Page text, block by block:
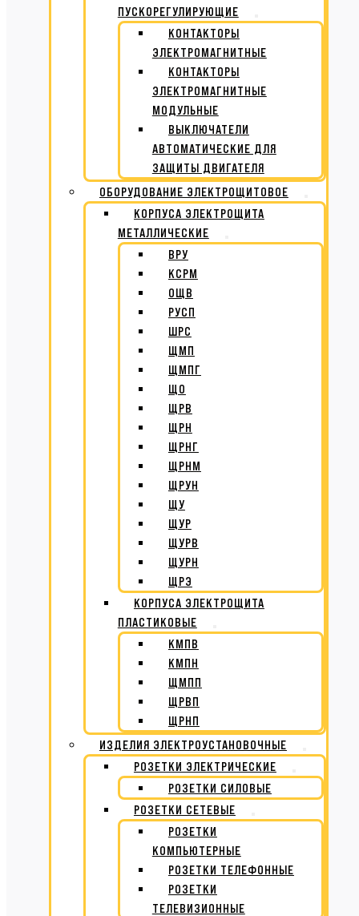
ПУСКОРЕГУЛИРУЮЩИЕ
КОНТАКТОРЫ
ЭЛЕКТРОМАГНИТНЫЕ
КОНТАКТОРЫ
ЭЛЕКТРОМАГНИТНЫЕ
МОДУЛЬНЫЕ
ВЫКЛЮЧАТЕЛИ
АВТОМАТИЧЕСКИЕ ДЛЯ
ЗАЩИТЫ ДВИГАТЕЛЯ
ОБОРУДОВАНИЕ ЭЛЕКТРОЩИТОВОЕ
КОРПУСА ЭЛЕКТРОЩИТА
МЕТАЛЛИЧЕСКИЕ
ВРУ
КСРМ
ОЩВ
РУСП
ШРС
ЩМП
ЩМПГ
ЩО
ЩРВ
ЩРН
ЩРНГ
ЩРНМ
ЩРУН
ЩУ
ЩУР
ЩУРВ
ЩУРН
ЩРЭ
КОРПУСА ЭЛЕКТРОЩИТА
ПЛАСТИКОВЫЕ
КМПВ
КМПН
ЩМПП
ЩРВП
ЩРНП
ИЗДЕЛИЯ ЭЛЕКТРОУСТАНОВОЧНЫЕ
РОЗЕТКИ ЭЛЕКТРИЧЕСКИЕ
РОЗЕТКИ СИЛОВЫЕ
РОЗЕТКИ СЕТЕВЫЕ
РОЗЕТКИ
КОМПЬЮТЕРНЫЕ
РОЗЕТКИ ТЕЛЕФОННЫЕ
РОЗЕТКИ
ТЕЛЕВИЗИОННЫЕ